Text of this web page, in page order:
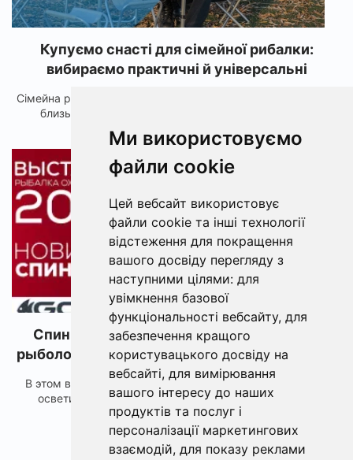
Ми використовуємо
файли cookie
Цей вебсайт використовує
файли cookie та інші технології
відстеження для покращення
вашого досвіду перегляду з
наступними цілями: для
увімкнення базової
функціональності вебсайту, для
забезпечення кращого
користувацького досвіду на
вебсайті, для вимірювання
вашого інтересу до наших
продуктів та послуг і
персоналізації маркетингових
взаємодій, для показу реклами
Купуємо снасті для сімейної рибалки:
вибираємо практичні й універсальні
Сімейна риболовля - це прекрасний спосіб провести час із
близькими, насолоджуючись природою та спіль...
Спинниновые новинки выставки! Обзор
рыболовной выставки 2021. ActiveExpo Fest.
В этом видео постарались максимально информативно
осветить спиннинговые новинки на выставке "Ох...